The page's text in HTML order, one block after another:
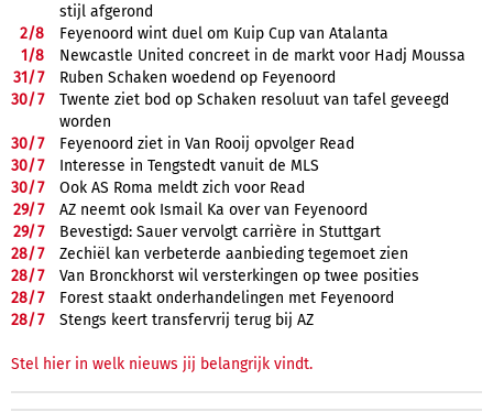
stijl afgerond
2/8
Feyenoord wint duel om Kuip Cup van Atalanta
1/8
Newcastle United concreet in de markt voor Hadj Moussa
31/7
Ruben Schaken woedend op Feyenoord
30/7
Twente ziet bod op Schaken resoluut van tafel geveegd
worden
30/7
Feyenoord ziet in Van Rooij opvolger Read
30/7
Interesse in Tengstedt vanuit de MLS
30/7
Ook AS Roma meldt zich voor Read
29/7
AZ neemt ook Ismail Ka over van Feyenoord
29/7
Bevestigd: Sauer vervolgt carrière in Stuttgart
28/7
Zechiël kan verbeterde aanbieding tegemoet zien
28/7
Van Bronckhorst wil versterkingen op twee posities
28/7
Forest staakt onderhandelingen met Feyenoord
28/7 Stengs keert transfervrij terug bij AZ
Stel hier in welk nieuws jij belangrijk vindt.